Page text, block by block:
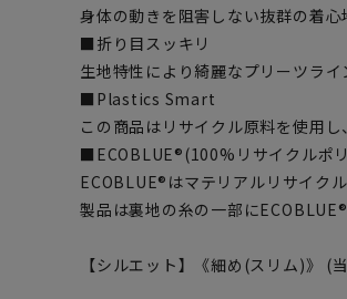
身体の動きを阻害しない抜群の着心
■折り目スッキリ
生地特性により綺麗なプリーツライ
■Plastics Smart
この商品はリサイクル原料を使用
■ECOBLUE®(100%リサイクルポ
ECOBLUE®はマテリアルリサイク
製品は裏地の糸の一部にECOBLUE®
【シルエット】《細め(スリム)》 (